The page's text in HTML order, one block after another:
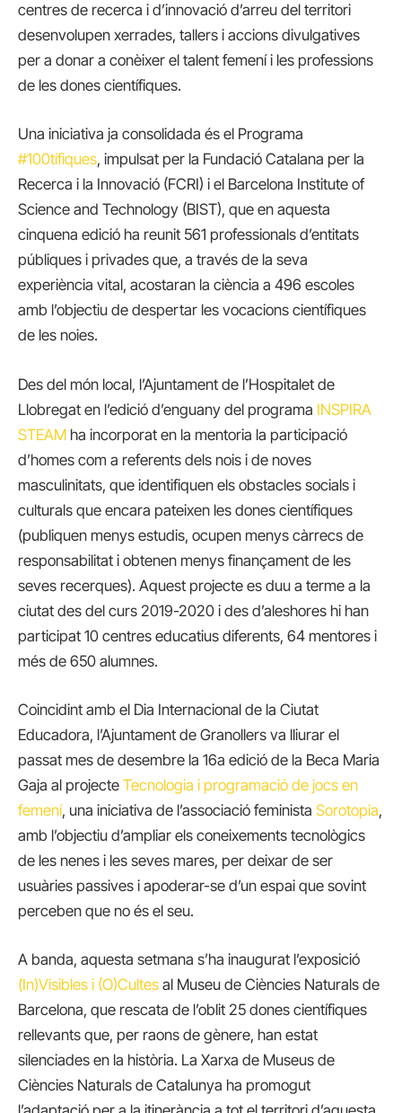
centres de recerca i d’innovació d’arreu del territori
desenvolupen xerrades, tallers i accions divulgatives
per a donar a conèixer el talent femení i les professions
de les dones científiques.
Una iniciativa ja consolidada és el Programa
#100tífiques, impulsat per la Fundació Catalana per la
Recerca i la Innovació (FCRI) i el Barcelona Institute of
Science and Technology (BIST), que en aquesta
cinquena edició ha reunit 561 professionals d’entitats
públiques i privades que, a través de la seva
experiència vital, acostaran la ciència a 496 escoles
amb l’objectiu de despertar les vocacions científiques
de les noies.
Des del món local, l’Ajuntament de l’Hospitalet de
Llobregat en l’edició d’enguany del programa INSPIRA
STEAM ha incorporat en la mentoria la participació
d’homes com a referents dels nois i de noves
masculinitats, que identifiquen els obstacles socials i
culturals que encara pateixen les dones científiques
(publiquen menys estudis, ocupen menys càrrecs de
responsabilitat i obtenen menys finançament de les
seves recerques). Aquest projecte es duu a terme a la
ciutat des del curs 2019-2020 i des d’aleshores hi han
participat 10 centres educatius diferents, 64 mentores i
més de 650 alumnes.
Coincidint amb el Dia Internacional de la Ciutat
Educadora, l’Ajuntament de Granollers va lliurar el
passat mes de desembre la 16a edició de la Beca Maria
Gaja al projecte Tecnologia i programació de jocs en
femení, una iniciativa de l’associació feminista Sorotopia,
amb l’objectiu d’ampliar els coneixements tecnològics
de les nenes i les seves mares, per deixar de ser
usuàries passives i apoderar-se d’un espai que sovint
perceben que no és el seu.
A banda, aquesta setmana s’ha inaugurat l’exposició
(In)Visibles i (O)Cultes al Museu de Ciències Naturals de
Barcelona, que rescata de l’oblit 25 dones científiques
rellevants que, per raons de gènere, han estat
silenciades en la història. La Xarxa de Museus de
Ciències Naturals de Catalunya ha promogut